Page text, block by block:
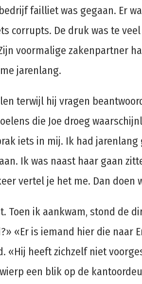
failliet was gegaan. Er
De druk was te
voormalige zakenpartner
jarenlang.
terwijl hij vragen
die Joe droeg
iets in mij. Ik had
Ik was naast haar gaan
vertel je het me. Dan doen
ik aankwam, stond de
«Er is iemand hier die naar
«Hij heeft zichzelf niet
een blik op de